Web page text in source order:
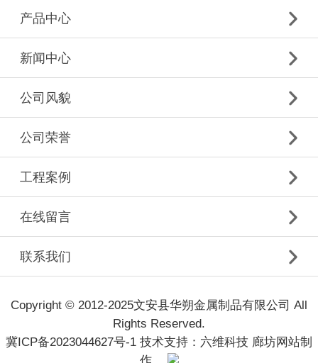
产品中心
新闻中心
公司风貌
公司荣誉
工程案例
在线留言
联系我们
Copyright © 2012-2025文安县华朔金属制品有限公司 All
Rights Reserved.
冀ICP备2023044627号-1 技术支持：六维科技 廊坊网站制